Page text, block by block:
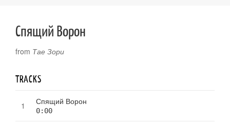
Спящий Ворон
from Тае Зори
TRACKS
Спящий Ворон
0:00